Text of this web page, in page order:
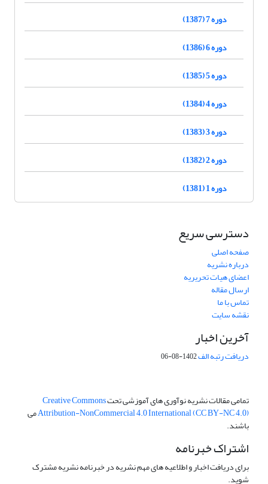
دوره 7 (1387)
دوره 6 (1386)
دوره 5 (1385)
دوره 4 (1384)
دوره 3 (1383)
دوره 2 (1382)
دوره 1 (1381)
دسترسی سریع
صفحه اصلی
درباره نشریه
اعضای هیات تحریریه
ارسال مقاله
تماس با ما
نقشه سایت
آخرین اخبار
دریافت رتبه الف1402-08-06
تمامی مقالات نشریه نوآوری های آموزشی تحتCreative Commons
Attribution-NonCommercial 4.0 International (CC BY-NC 4.0)می
باشند.
اشتراک خبرنامه
برای دریافت اخبار و اطلاعیه های مهم نشریه در خبرنامه نشریه مشترک
شوید.